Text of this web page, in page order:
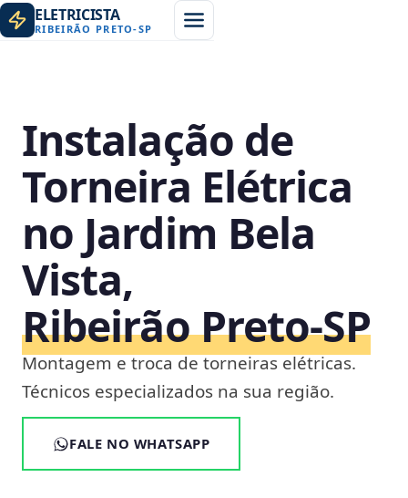
ELETRICISTA
RIBEIRÃO PRETO-SP
Instalação de
Torneira Elétrica
no Jardim Bela
Vista,
Ribeirão Preto‑SP
Montagem e troca de torneiras elétricas.
Técnicos especializados na sua região.
FALE NO WHATSAPP